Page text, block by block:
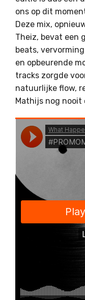
ons op dit
Deze mix,
Theiz, bevat een
beats,
en opbeurende
tracks zorgde
natuurlijke flow,
Mathijs nog